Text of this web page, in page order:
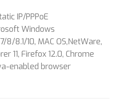
IP/PPPoE
Windows
8.1/10, MAC OS,NetWare,
11, Firefox 12.0, Chrome
enabled browser